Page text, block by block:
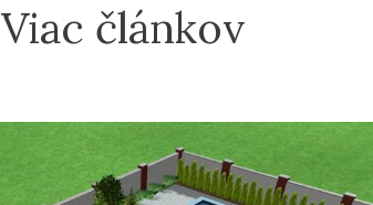
Viac článkov